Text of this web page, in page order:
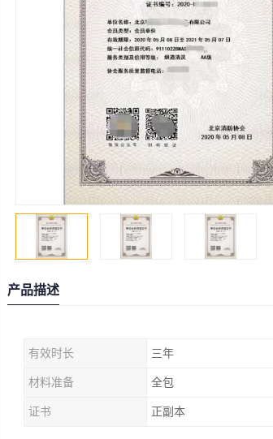
产品描述
有效时长 三年
材料准备 全包
证书 正副本